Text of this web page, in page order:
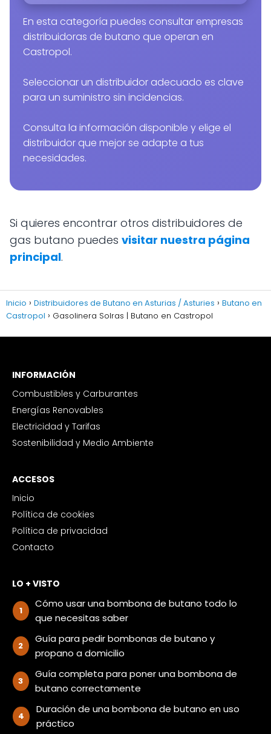
En esta categoría puedes consultar empresas
distribuidoras de butano que operan en
Castropol.
Seleccionar un distribuidor adecuado es clave
para un suministro sin incidencias.
Consulta la información disponible y elige el
distribuidor que mejor se adapte a tus
necesidades.
Si quieres encontrar otros distribuidores de
gas butano puedes visitar nuestra página
principal.
Inicio Distribuidores de Butano en Asturias / Asturies
Butano en
Castropol
Gasolinera Solras | Butano en Castropol
INFORMACIÓN
Combustibles y Carburantes
Energías Renovables
Electricidad y Tarifas
Sostenibilidad y Medio Ambiente
ACCESOS
Inicio
Política de cookies
Política de privacidad
Contacto
LO + VISTO
Cómo usar una bombona de butano todo lo
que necesitas saber
Guía para pedir bombonas de butano y
propano a domicilio
Guía completa para poner una bombona de
butano correctamente
Duración de una bombona de butano en uso
práctico